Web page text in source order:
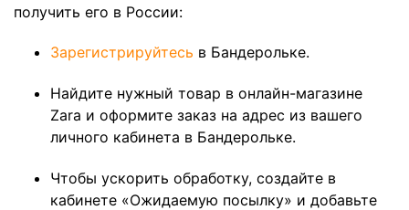
получить его в России:
Зарегистрируйтесь в Бандерольке.
Найдите нужный товар в онлайн-магазине
Zara и оформите заказ на адрес из вашего
личного кабинета в Бандерольке.
Чтобы ускорить обработку, создайте в
кабинете «Ожидаемую посылку» и добавьте